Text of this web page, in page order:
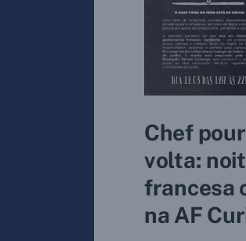
Chef
volta:
francesa
na AF